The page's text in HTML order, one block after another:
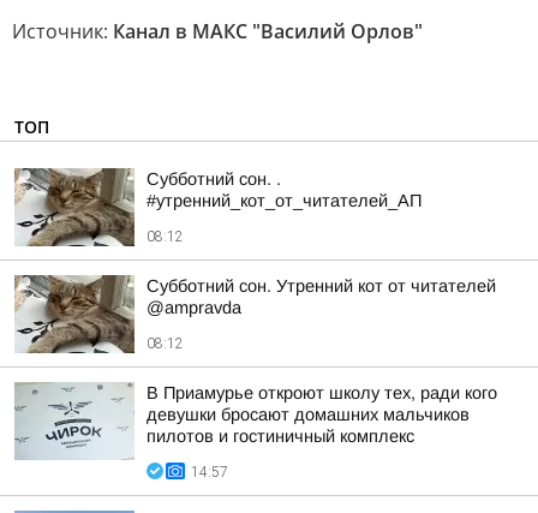
Источник: Канал в МАКС "Василий Орлов"
ТОП
Субботний сон. .
#утренний_кот_от_читателей_АП
08:12
Субботний сон. Утренний кот от читателей
@ampravda
08:12
В Приамурье откроют школу тех, ради кого
девушки бросают домашних мальчиков
пилотов и гостиничный комплекс
14:57